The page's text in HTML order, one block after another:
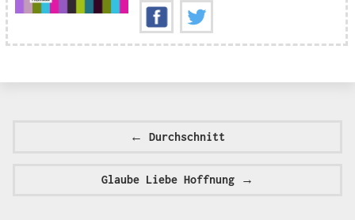
← Durchschnitt
Glaube Liebe Hoffnung →